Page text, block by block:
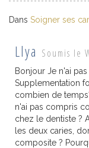
Dans Soigner ses
Llya Soumis le
Bonjour Je n'ai
Supplementation
combien de
n'ai pas compris
chez le dentiste ?
les deux caries,
composite ?